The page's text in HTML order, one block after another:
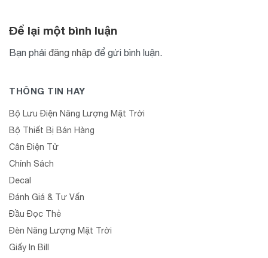
Để lại một bình luận
Bạn phải đăng nhập để gửi bình luận.
THÔNG TIN HAY
Bộ Lưu Điện Năng Lượng Mặt Trời
Bộ Thiết Bị Bán Hàng
Cân Điện Tử
Chính Sách
Decal
Đánh Giá & Tư Vấn
Đầu Đọc Thẻ
Đèn Năng Lượng Mặt Trời
Giấy In Bill